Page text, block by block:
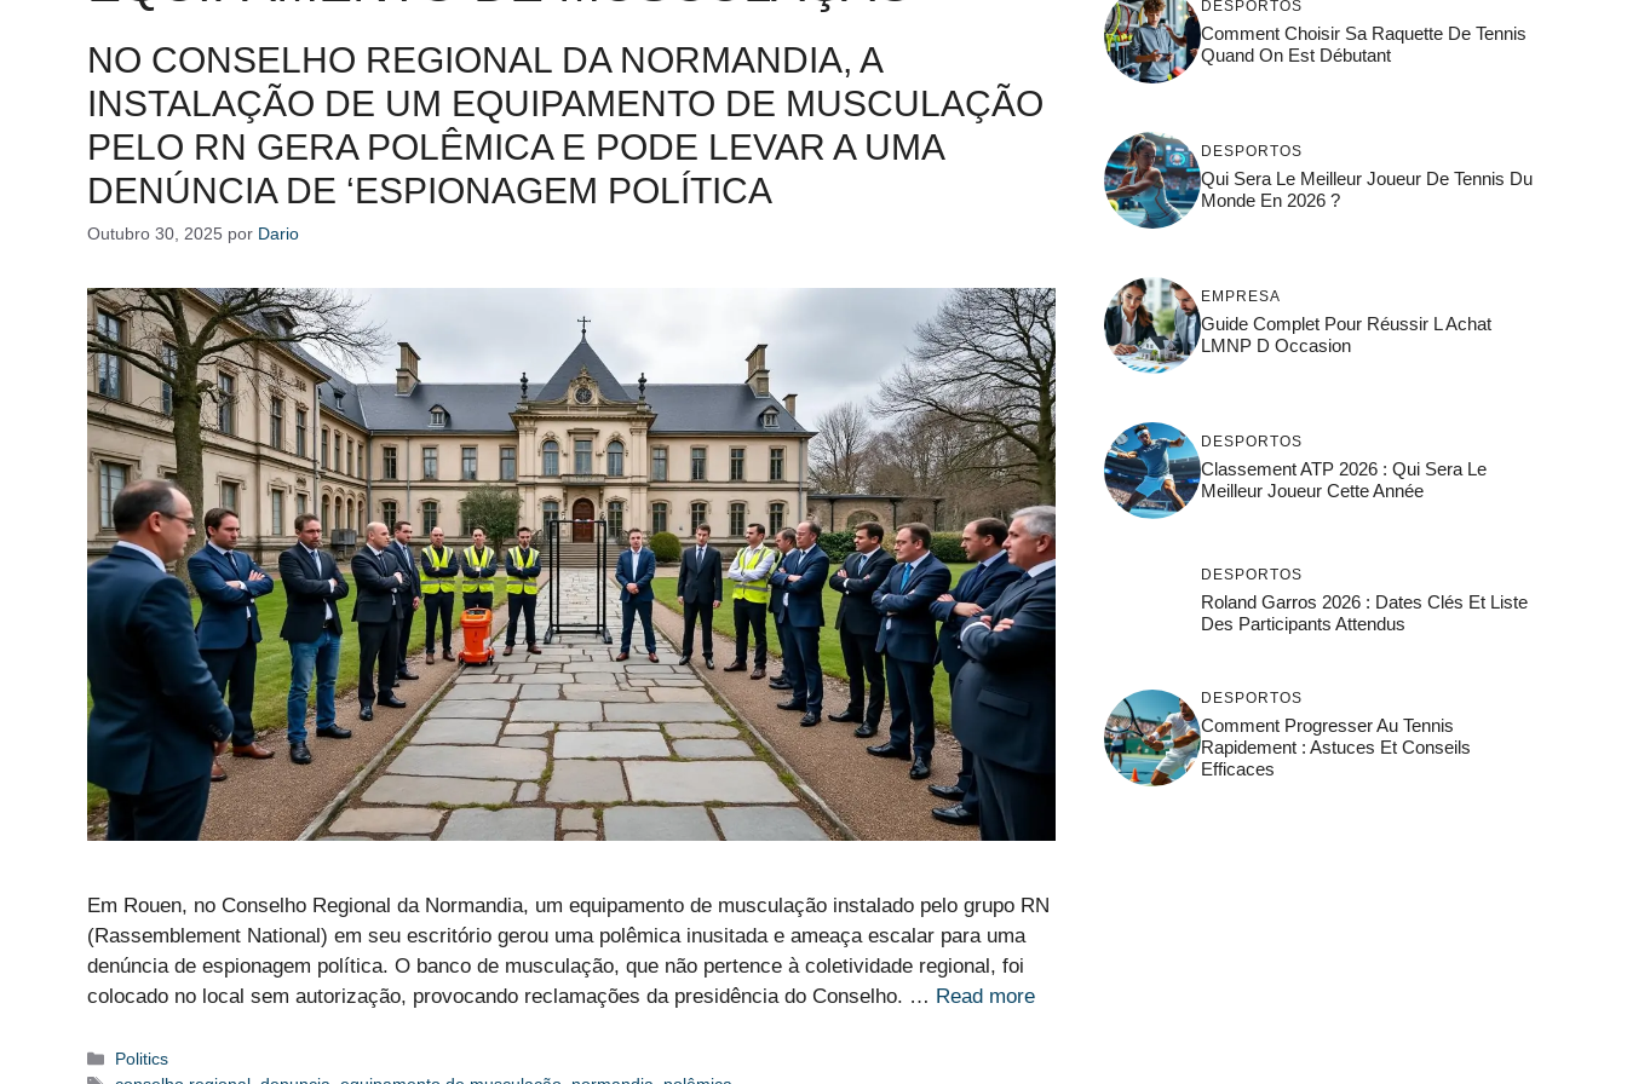
NO CONSELHO REGIONAL DA NORMANDIA, A
INSTALAÇÃO DE UM EQUIPAMENTO DE MUSCULAÇÃO
PELO RN GERA POLÊMICA E PODE LEVAR A UMA
DENÚNCIA DE ‘ESPIONAGEM POLÍTICA
Outubro 30, 2025 por Dario
Em Rouen, no Conselho Regional da Normandia, um equipamento de musculação instalado pelo grupo RN
(Rassemblement National) em seu escritório gerou uma polêmica inusitada e ameaça escalar para uma
denúncia de espionagem política. O banco de musculação, que não pertence à coletividade regional, foi
colocado no local sem autorização, provocando reclamações da presidência do Conselho. … Read more
Categorias
Politics
DESPORTOS
Comment Choisir Sa Raquette De Tennis
Quand On Est Débutant
DESPORTOS
Qui Sera Le Meilleur Joueur De Tennis Du
Monde En 2026 ?
EMPRESA
Guide Complet Pour Réussir L Achat
LMNP D Occasion
DESPORTOS
Classement ATP 2026 : Qui Sera Le
Meilleur Joueur Cette Année
DESPORTOS
Roland Garros 2026 : Dates Clés Et Liste
Des Participants Attendus
DESPORTOS
Comment Progresser Au Tennis
Rapidement : Astuces Et Conseils
Efficaces